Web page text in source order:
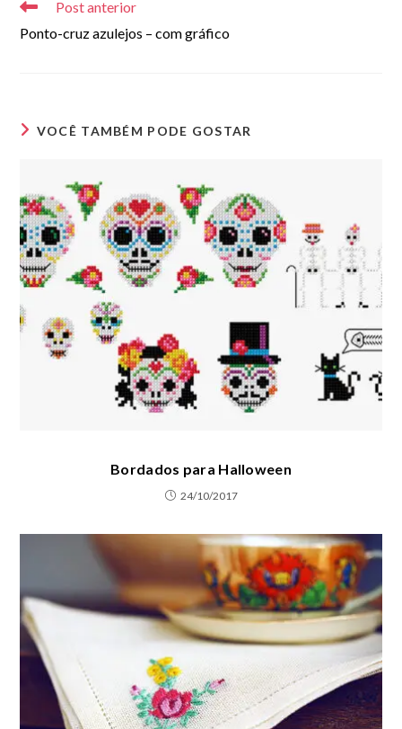
artigosPost anterior
Ponto-cruz azulejos – com gráfico
VOCÊ TAMBÉM PODE GOSTAR
Bordados para Halloween
24/10/2017